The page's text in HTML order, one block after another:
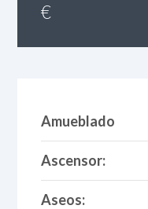
€
Amueblado
Ascensor:
Aseos: